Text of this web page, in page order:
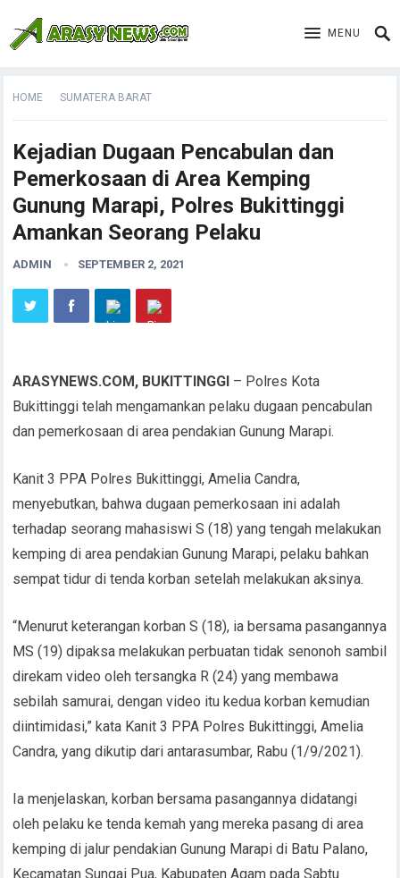
MENU
HOME SUMATERA BARAT
Kejadian Dugaan Pencabulan dan
Pemerkosaan di Area Kemping
Gunung Marapi, Polres Bukittinggi
Amankan Seorang Pelaku
ADMIN SEPTEMBER 2, 2021
ARASYNEWS.COM, BUKITTINGGI – Polres Kota
Bukittinggi telah mengamankan pelaku dugaan pencabulan
dan pemerkosaan di area pendakian Gunung Marapi.
Kanit 3 PPA Polres Bukittinggi, Amelia Candra,
menyebutkan, bahwa dugaan pemerkosaan ini adalah
terhadap seorang mahasiswi S (18) yang tengah melakukan
kemping di area pendakian Gunung Marapi, pelaku bahkan
sempat tidur di tenda korban setelah melakukan aksinya.
“Menurut keterangan korban S (18), ia bersama pasangannya
MS (19) dipaksa melakukan perbuatan tidak senonoh sambil
direkam video oleh tersangka R (24) yang membawa
sebilah samurai, dengan video itu kedua korban kemudian
diintimidasi,” kata Kanit 3 PPA Polres Bukittinggi, Amelia
Candra, yang dikutip dari antarasumbar, Rabu (1/9/2021).
Ia menjelaskan, korban bersama pasangannya didatangi
oleh pelaku ke tenda kemah yang mereka pasang di area
kemping di jalur pendakian Gunung Marapi di Batu Palano,
Kecamatan Sungai Pua, Kabupaten Agam pada Sabtu